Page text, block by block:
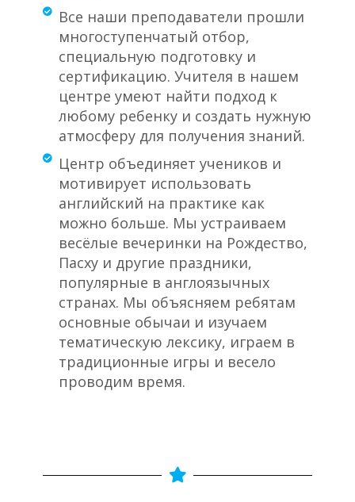
Все наши преподаватели прошли
многоступенчатый отбор,
специальную подготовку и
сертификацию. Учителя в нашем
центре умеют найти подход к
любому ребенку и создать нужную
атмосферу для получения знаний.
Центр объединяет учеников и
мотивирует использовать
английский на практике как
можно больше. Мы устраиваем
весёлые вечеринки на Рождество,
Пасху и другие праздники,
популярные в англоязычных
странах. Мы объясняем ребятам
основные обычаи и изучаем
тематическую лексику, играем в
традиционные игры и весело
проводим время.